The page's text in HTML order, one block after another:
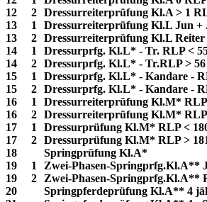
12
2 Dressurreiterprüfung Kl.A > 1
13
1
Dressurreiterprüfung Kl.L Jun +
13
2 Dressurreiterprüfung Kl.L Reiter
14
1
Dressurprfg. Kl.L* - Tr. RLP <
14
2 Dressurprfg. Kl.L* - Tr.RLP > 56
15
1
Dressurprfg. Kl.L* - Kandare -
15
2 Dressurprfg. Kl.L* - Kandare -
16
1
Dressurreiterprüfung Kl.M* RLP
16
2 Dressurreiterprüfung Kl.M* RLP
17
1
Dressurprüfung Kl.M* RLP <
17
2 Dressurprüfung Kl.M* RLP >
18
Springprüfung Kl.A*
19
1
Zwei-Phasen-Springprfg.Kl.A**
19
2
Zwei-Phasen-Springprfg.Kl.A**
20
Springpferdeprüfung Kl.A** 4